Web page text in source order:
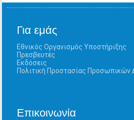
Για εμάς
Εθνικός Οργανισμός Υποστήριξης
Πρεσβευτές
Εκδόσεις
Πολιτική Προστασίας Προσωπικών
Επικοινωνία